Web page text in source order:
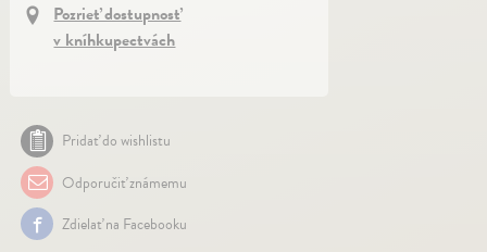
Pozrieť dostupnosť
v kníhkupectvách
Pridať do wishlistu
Odporučiť známemu
Zdielať na Facebooku